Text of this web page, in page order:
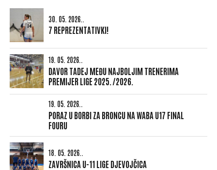
30. 05. 2026..
7 REPREZENTATIVKI!
19. 05. 2026..
DAVOR TADEJ MEĐU NAJBOLJIM TRENERIMA
PREMIJER LIGE 2025./2026.
19. 05. 2026..
PORAZ U BORBI ZA BRONCU NA WABA U17 FINAL
FOURU
18. 05. 2026..
ZAVRŠNICA U-11 LIGE DJEVOJČICA